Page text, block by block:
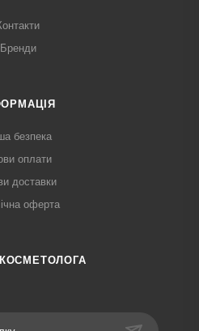
Бренди
безпека
оплати
доставки
оферта